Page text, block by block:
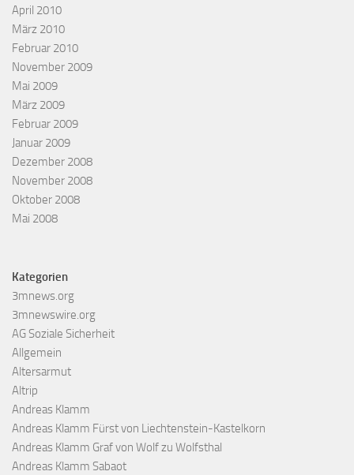
April 2010
März 2010
Februar 2010
November 2009
Mai 2009
März 2009
Februar 2009
Januar 2009
Dezember 2008
November 2008
Oktober 2008
Mai 2008
Kategorien
3mnews.org
3mnewswire.org
AG Soziale Sicherheit
Allgemein
Altersarmut
Altrip
Andreas Klamm
Andreas Klamm Fürst von Liechtenstein-Kastelkorn
Andreas Klamm Graf von Wolf zu Wolfsthal
Andreas Klamm Sabaot